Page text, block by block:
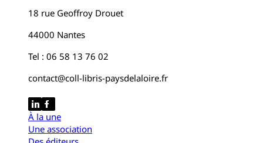
18 rue Geoffroy Drouet
44000 Nantes
Tel : 06 58 13 76 02
contact@coll-libris-paysdelaloire.fr
À la une
Une association